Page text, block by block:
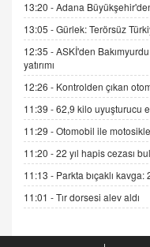
DR.
Gerçek
Cümlesinin
GÖNÜL
Şifacının
04.11.2025
AV.
Kira
13:20 -Adana
13:05 -Gürlek: Terörsüz
12:35 -ASKİ'den
yatırımı
12:26 - Kontrolden çıkan
11:39 -62,9 kilo uyuşturucu
11:29 -Otomobil ile
11:20 -22 yıl hapis cezası
11:13 - Parkta bıçaklı kavga:
11:01 -Tır dorsesi alev aldı